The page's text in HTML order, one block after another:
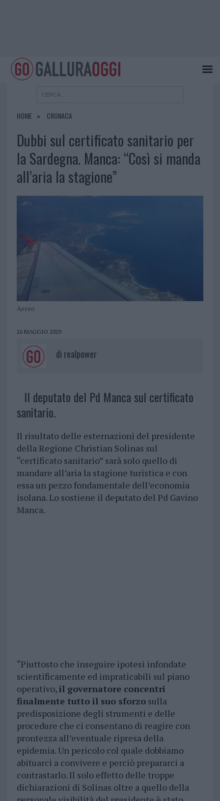
HOME CRONACA
Dubbi sul certificato sanitario per
la Sardegna. Manca: “Così si manda
all’aria la stagione”
Aereo
26 MAGGIO 2020
di realpower
Il deputato del Pd Manca sul certificato
sanitario.
Il risultato delle esternazioni del presidente
della Regione Christian Solinas sul
“certificato sanitario” sarà solo quello di
mandare all’aria la stagione turistica e con
essa un pezzo fondamentale dell’economia
isolana. Lo sostiene il deputato del Pd Gavino
Manca.
“Piuttosto che inseguire ipotesi infondate
scientificamente ed impraticabili sul piano
operativo,il governatore concentri
finalmente tutto il suo sforzosulla
predisposizione degli strumenti e delle
procedure che ci consentano di reagire con
prontezza all’eventuale ripresa della
epidemia. Un pericolo col quale dobbiamo
abituarci a convivere e perciò prepararci a
contrastarlo. Il solo effetto delle troppe
dichiarazioni di Solinas oltre a quello della